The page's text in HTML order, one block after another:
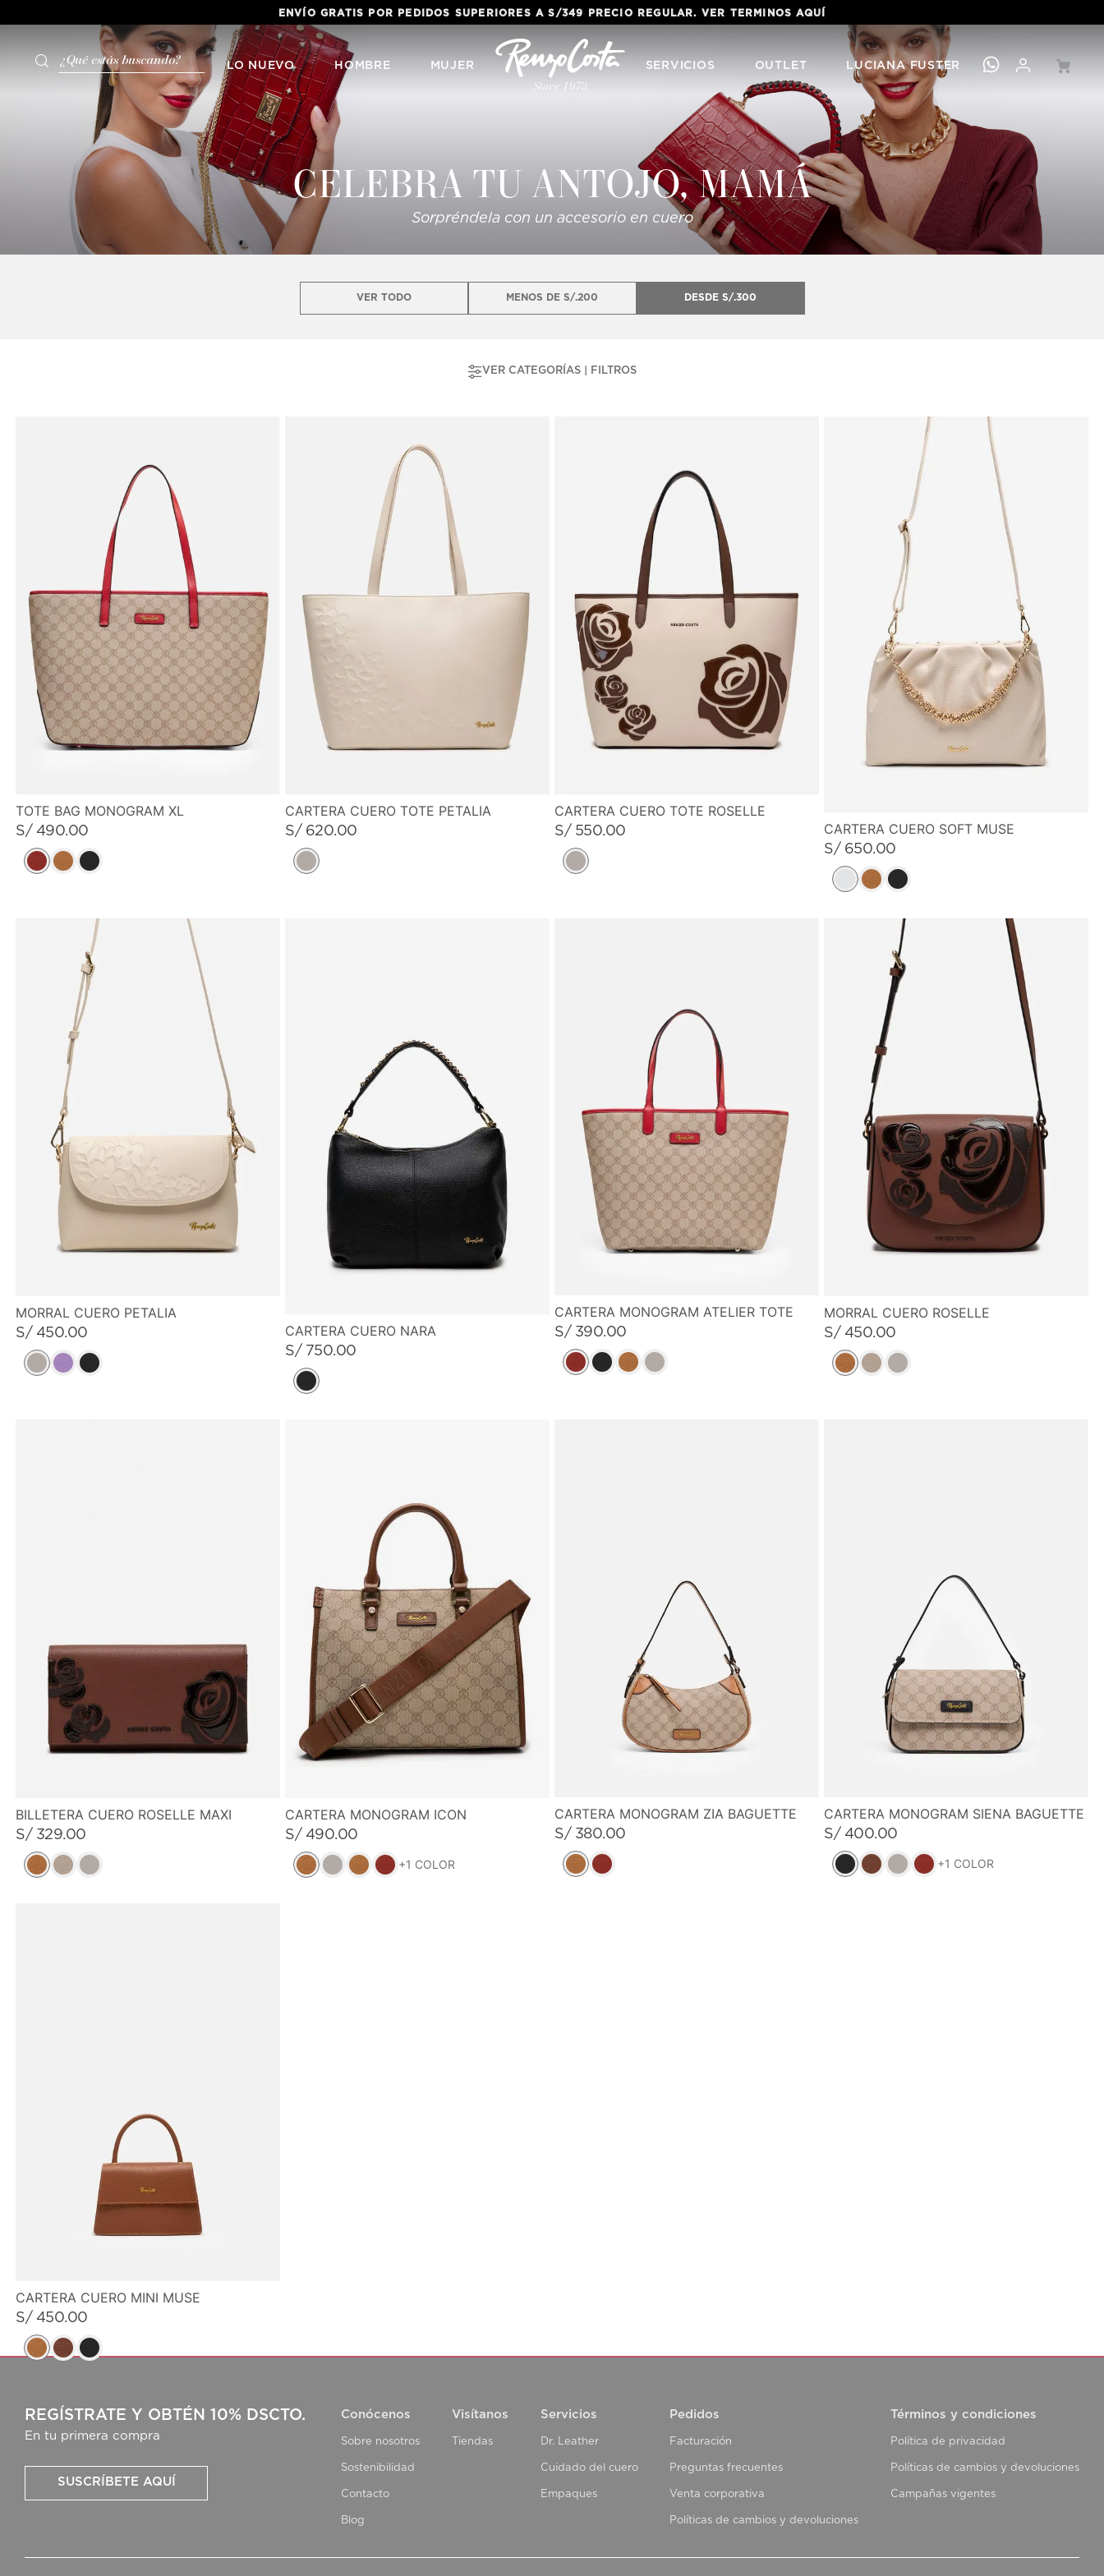
ENVÍO GRATIS POR PEDIDOS SUPERIORES A S/349 PRECIO REGULAR. VER TERMINOS AQUÍ
¿Qué estás buscando?
LO NUEVO HOMBRE MUJER SERVICIOS OUTLET LUCIANA FUSTER
CELEBRA TU ANTOJO, MAMÁ
Sorpréndela con un accesorio en cuero
VER TODO MENOS DE S/.200 DESDE S/.300
TOTE BAG MONOGRAM XL
S/ 490.00
CARTERA CUERO TOTE PETALIA
S/ 620.00
CARTERA CUERO TOTE ROSELLE
S/ 550.00 CARTERA CUERO SOFT MUSE
S/ 650.00
MORRAL CUERO PETALIA
S/ 450.00 CARTERA CUERO NARA
S/ 750.00
CARTERA MONOGRAM ATELIER TOTE
S/ 390.00
MORRAL CUERO ROSELLE
S/ 450.00
BILLETERA CUERO ROSELLE MAXI
S/ 329.00
CARTERA MONOGRAM ICON
S/ 490.00
+1 COLOR
CARTERA MONOGRAM ZIA BAGUETTE
S/ 380.00
CARTERA MONOGRAM SIENA BAGUETTE
S/ 400.00
+1 COLOR
CARTERA CUERO MINI MUSE
S/ 450.00
REGÍSTRATE Y OBTÉN 10% DSCTO.
En tu primera compra
SUSCRÍBETE AQUÍ
Conócenos
Sobre nosotros
Sostenibilidad
Contacto
Blog
Visítanos
Tiendas
Servicios
Dr. Leather
Cuidado del cuero
Empaques
Pedidos
Facturación
Preguntas frecuentes
Venta corporativa
Políticas de cambios y devoluciones
Términos y condiciones
Política de privacidad
Políticas de cambios y devoluciones
Campañas vigentes